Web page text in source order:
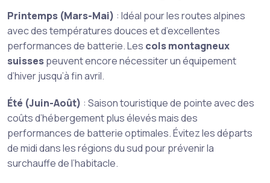
Printemps (Mars-Mai) : Idéal pour les routes alpines
avec des températures douces et d’excellentes
performances de batterie. Les cols montagneux
suissespeuvent encore nécessiter un équipement
d’hiver jusqu’à fin avril.
Été (Juin-Août) : Saison touristique de pointe avec des
coûts d’hébergement plus élevés mais des
performances de batterie optimales. Évitez les départs
de midi dans les régions du sud pour prévenir la
surchauffe de l’habitacle.